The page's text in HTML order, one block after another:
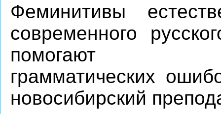
Феминитивы
современного
помогают
грамматических
новосибирский